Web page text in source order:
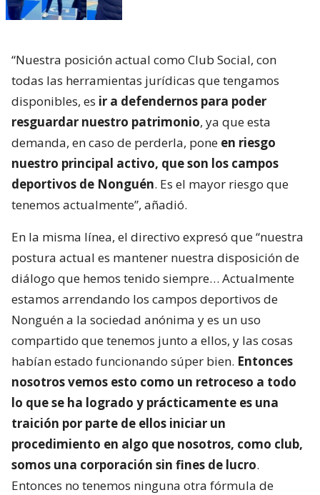
“Nuestra posición actual como Club Social, con
todas las herramientas jurídicas que tengamos
disponibles, es ir a defendernos para poder
resguardar nuestro patrimonio, ya que esta
demanda, en caso de perderla, pone en riesgo
nuestro principal activo, que son los campos
deportivos de Nonguén. Es el mayor riesgo que
tenemos actualmente”, añadió.
En la misma línea, el directivo expresó que “nuestra
postura actual es mantener nuestra disposición de
diálogo que hemos tenido siempre… Actualmente
estamos arrendando los campos deportivos de
Nonguén a la sociedad anónima y es un uso
compartido que tenemos junto a ellos, y las cosas
habían estado funcionando súper bien. Entonces
nosotros vemos esto como un retroceso a todo
lo que se ha logrado y prácticamente es una
traición por parte de ellos iniciar un
procedimiento en algo que nosotros, como club,
somos una corporación sin fines de lucro.
Entonces no tenemos ninguna otra fórmula de